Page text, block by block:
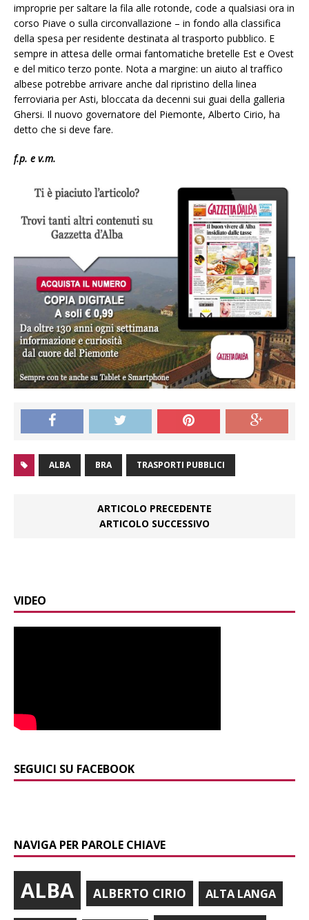
improprie per saltare la fila alle rotonde, code a qualsiasi ora in
corso Piave o sulla circonvallazione – in fondo alla classifica
della spesa per residente destinata al trasporto pubblico. E
sempre in attesa delle ormai fantomatiche bretelle Est e Ovest
e del mitico terzo ponte. Nota a margine: un aiuto al traffico
albese potrebbe arrivare anche dal ripristino della linea
ferroviaria per Asti, bloccata da decenni sui guai della galleria
Ghersi. Il nuovo governatore del Piemonte, Alberto Cirio, ha
detto che si deve fare.
f.p. e v.m.
ALBA BRA TRASPORTI PUBBLICI
ARTICOLO PRECEDENTE
ARTICOLO SUCCESSIVO
VIDEO
SEGUICI SU FACEBOOK
NAVIGA PER PAROLE CHIAVE
ALBA ALBERTO CIRIO ALTA LANGA